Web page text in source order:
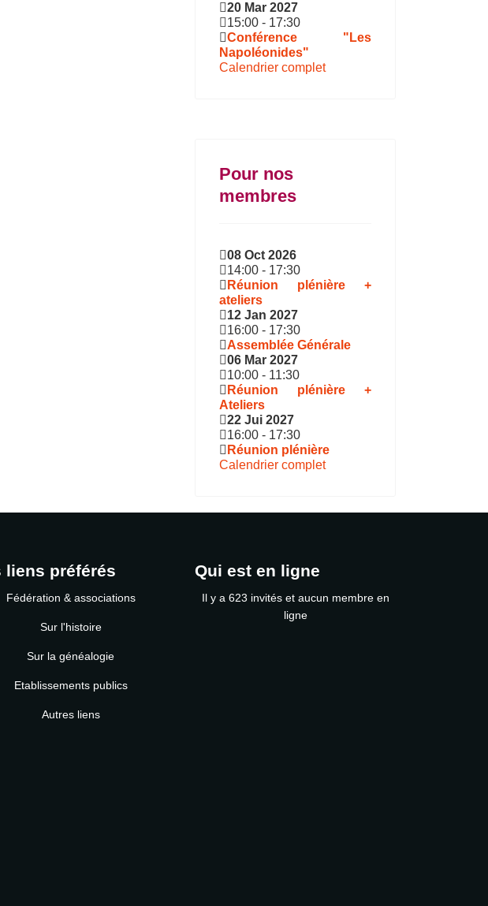
20 Mar 2027
15:00 - 17:30
Conférence "Les
Napoléonides"
Calendrier complet
Pour nos
membres
08 Oct 2026
14:00 - 17:30
Réunion plénière +
ateliers
12 Jan 2027
16:00 - 17:30
Assemblée Générale
06 Mar 2027
10:00 - 11:30
Réunion plénière +
Ateliers
22 Jui 2027
16:00 - 17:30
Réunion plénière
Calendrier complet
liens préférés
Fédération & associations
Sur l'histoire
Sur la généalogie
Etablissements publics
Autres liens
Qui est en ligne
Il y a 623 invités et aucun membre en
ligne